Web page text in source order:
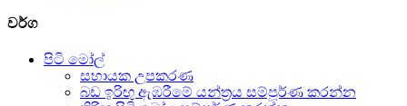
වර්ග
පිටි මෝල්
සහායක උපකරණ
බඩ ඉරිඟු ඇඹරීමේ යන්ත්‍රය සම්පූර්ණ කරන්න